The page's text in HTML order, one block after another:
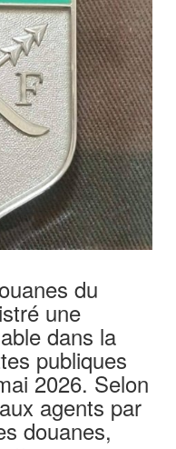
du
une
dans la
publiques
2026. Selon
agents par
douanes,